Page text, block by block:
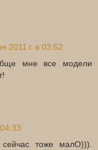
2011 г. в 03:52
мне все модели
тоже малО))).